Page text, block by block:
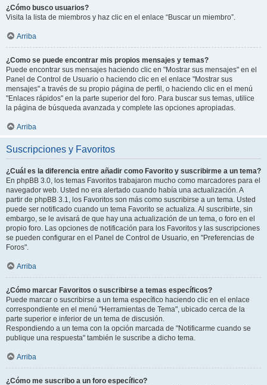
¿Cómo busco usuarios?
Visita la lista de miembros y haz clic en el enlace “Buscar un miembro”.
Arriba
¿Como se puede encontrar mis propios mensajes y temas?
Puede encontrar sus mensajes haciendo clic en "Mostrar sus mensajes" en el
Panel de Control de Usuario o haciendo clic en el enlace "Mostrar sus
mensajes" a través de su propio página de perfil, o haciendo clic en el menú
"Enlaces rápidos" en la parte superior del foro. Para buscar sus temas, utilice
la página de búsqueda avanzada y complete las opciones apropiadas.
Arriba
Suscripciones y Favoritos
¿Cuál es la diferencia entre añadir como Favorito y suscribirme a un tema?
En phpBB 3.0, los temas Favoritos trabajaron mucho como marcadores para el
navegador web. Usted no era alertado cuando había una actualización. A
partir de phpBB 3.1, los Favoritos son más como suscribirse a un tema. Usted
puede ser notificado cuando un tema Favorito se actualiza. Al suscribirte, sin
embargo, se le avisará de que hay una actualización de un tema, o foro en el
propio foro. Las opciones de notificación para los Favoritos y las suscripciones
se pueden configurar en el Panel de Control de Usuario, en "Preferencias de
Foros".
Arriba
¿Cómo marcar Favoritos o suscribirse a temas específicos?
Puede marcar o suscribirse a un tema específico haciendo clic en el enlace
correspondiente en el menú "Herramientas de Tema", ubicado cerca de la
parte superior e inferior de un tema de discusión.
Respondiendo a un tema con la opción marcada de "Notificarme cuando se
publique una respuesta" también le suscribe a dicho tema.
Arriba
¿Cómo me suscribo a un foro específico?